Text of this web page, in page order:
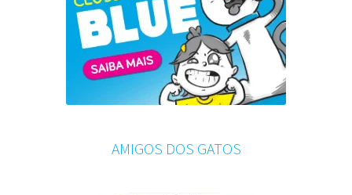
AMIGOS DOS GATOS